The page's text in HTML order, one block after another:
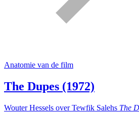
Anatomie van de film
The Dupes (1972)
Wouter Hessels over Tewfik Salehs The